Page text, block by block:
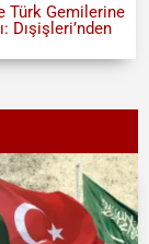
Türk Gemilerine
Dışişleri’nden